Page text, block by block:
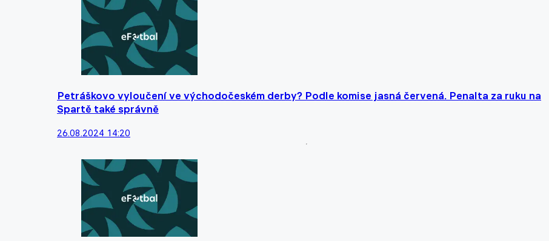
Petráškovo vyloučení ve východočeském derby? Podle komise jasná červená. Penalta za ruku na
Spartě také správně
26.08.2024 14:20